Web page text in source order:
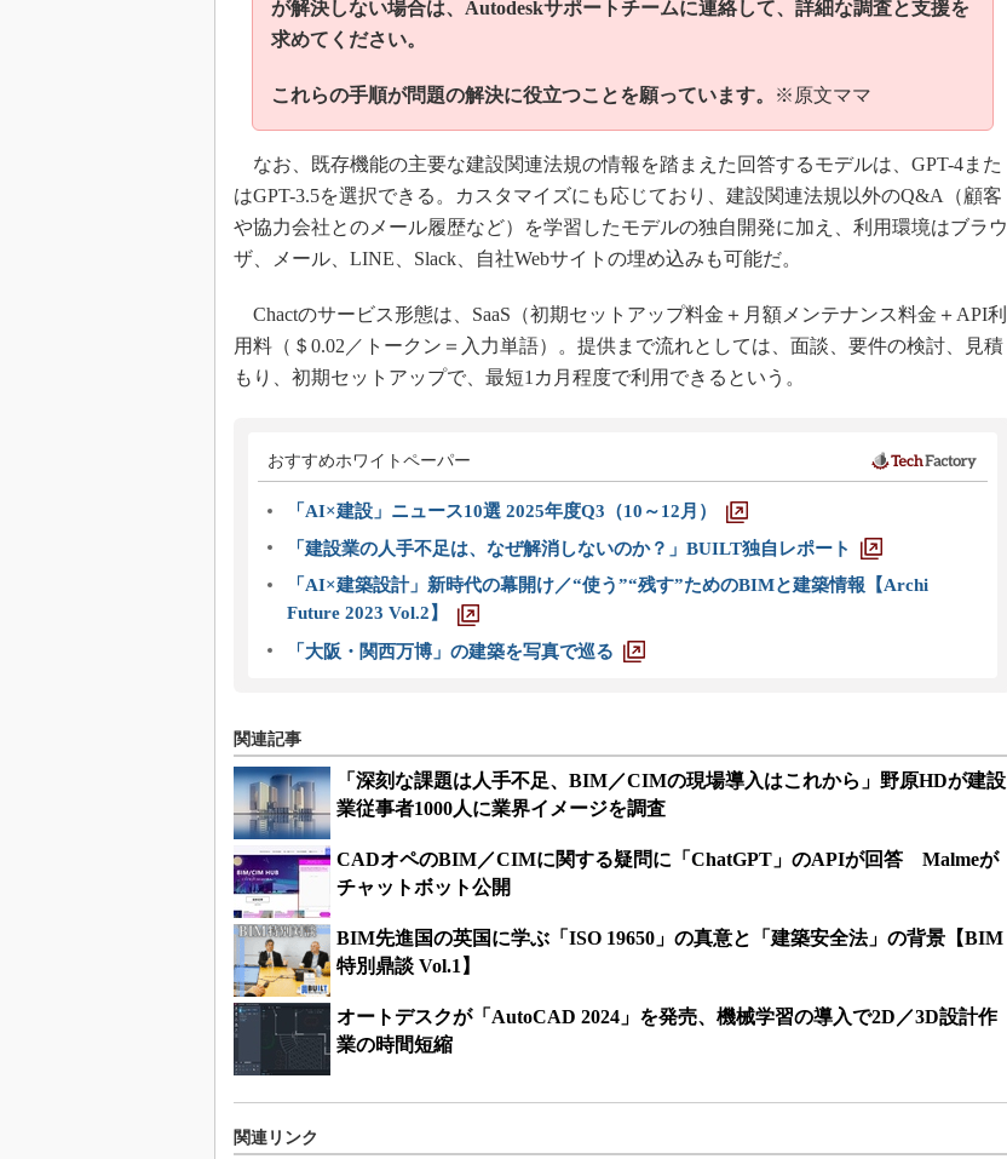
が解決しない場合は、Autodeskサポートチームに連絡して、詳細な調査と支援を
求めてください。
これらの手順が問題の解決に役立つことを願っています。 ※原文ママ
なお、既存機能の主要な建設関連法規の情報を踏まえた回答するモデルは、GPT-4また
はGPT-3.5を選択できる。カスタマイズにも応じており、建設関連法規以外のQ&A（顧客
や協力会社とのメール履歴など）を学習したモデルの独自開発に加え、利用環境はブラウ
ザ、メール、LINE、Slack、自社Webサイトの埋め込みも可能だ。
Chactのサービス形態は、SaaS（初期セットアップ料金＋月額メンテナンス料金＋API利
用料（＄0.02／トークン＝入力単語）。提供まで流れとしては、面談、要件の検討、見積
もり、初期セットアップで、最短1カ月程度で利用できるという。
おすすめホワイトペーパー
「AI×建設」ニュース10選 2025年度Q3（10～12月）
「建設業の人手不足は、なぜ解消しないのか？」BUILT独自レポート
「AI×建築設計」新時代の幕開け／“使う”“残す”ためのBIMと建築情報【Archi
Future 2023 Vol.2】
「大阪・関西万博」の建築を写真で巡る
関連記事
「深刻な課題は人手不足、BIM／CIMの現場導入はこれから」野原HDが建設
業従事者1000人に業界イメージを調査
CADオペのBIM／CIMに関する疑問に「ChatGPT」のAPIが回答 Malmeが
チャットボット公開
BIM先進国の英国に学ぶ「ISO 19650」の真意と「建築安全法」の背景【BIM
特別鼎談 Vol.1】
オートデスクが「AutoCAD 2024」を発売、機械学習の導入で2D／3D設計作
業の時間短縮
関連リンク